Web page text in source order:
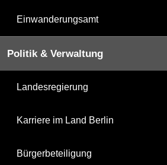
Einwanderungsamt
Politik & Verwaltung
Landesregierung
Karriere im Land Berlin
Bürgerbeteiligung